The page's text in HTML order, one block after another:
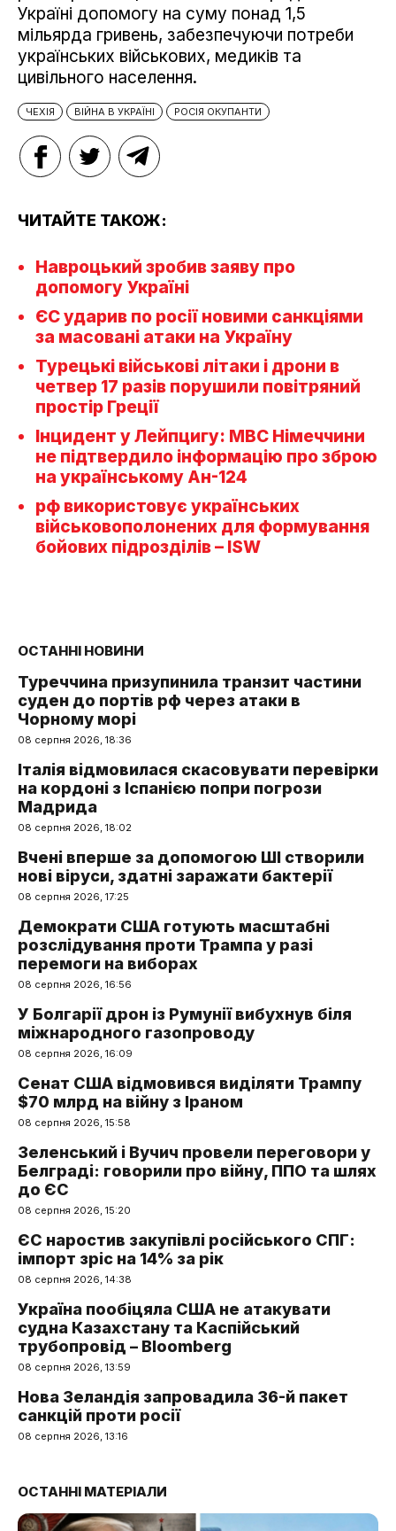
Україні допомогу на суму понад 1,5
мільярда гривень, забезпечуючи потреби
українських військових, медиків та
цивільного населення.
ЧЕХІЯ ВІЙНА В УКРАЇНІ РОСІЯ ОКУПАНТИ
ЧИТАЙТЕ ТАКОЖ:
Навроцький зробив заяву про
допомогу Україні
ЄС ударив по росії новими санкціями
за масовані атаки на Україну
Турецькі військові літаки і дрони в
четвер 17 разів порушили повітряний
простір Греції
Інцидент у Лейпцигу: МВС Німеччини
не підтвердило інформацію про зброю
на українському Ан-124
рф використовує українських
військовополонених для формування
бойових підрозділів – ISW
ОСТАННІ НОВИНИ
Туреччина призупинила транзит частини
суден до портів рф через атаки в
Чорному морі
08 серпня 2026, 18:36
Італія відмовилася скасовувати перевірки
на кордоні з Іспанією попри погрози
Мадрида
08 серпня 2026, 18:02
Вчені вперше за допомогою ШІ створили
нові віруси, здатні заражати бактерії
08 серпня 2026, 17:25
Демократи США готують масштабні
розслідування проти Трампа у разі
перемоги на виборах
08 серпня 2026, 16:56
У Болгарії дрон із Румунії вибухнув біля
міжнародного газопроводу
08 серпня 2026, 16:09
Сенат США відмовився виділяти Трампу
$70 млрд на війну з Іраном
08 серпня 2026, 15:58
Зеленський і Вучич провели переговори у
Белграді: говорили про війну, ППО та шлях
до ЄС
08 серпня 2026, 15:20
ЄС наростив закупівлі російського СПГ:
імпорт зріс на 14% за рік
08 серпня 2026, 14:38
Україна пообіцяла США не атакувати
судна Казахстану та Каспійський
трубопровід – Bloomberg
08 серпня 2026, 13:59
Нова Зеландія запровадила 36-й пакет
санкцій проти росії
08 серпня 2026, 13:16
ОСТАННІ МАТЕРІАЛИ